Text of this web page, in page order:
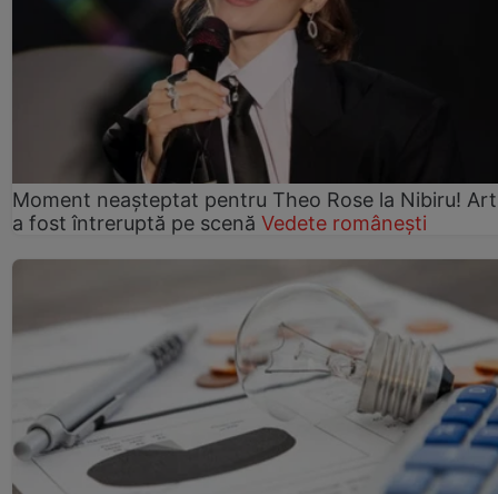
Moment neașteptat pentru Theo Rose la Nibiru!
a fost întreruptă pe scenă Vedete românești